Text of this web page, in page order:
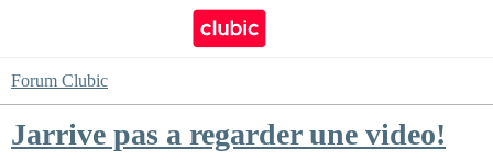
Forum Clubic
Jarrive pas a regarder une video!